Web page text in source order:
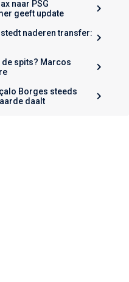
naar PSG
geeft update
naderen transfer:
spits? Marcos
Borges steeds
daalt